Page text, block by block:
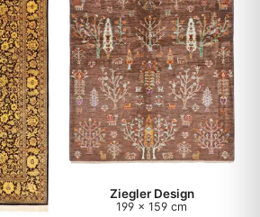
Ziegler Design
199 x 159 cm